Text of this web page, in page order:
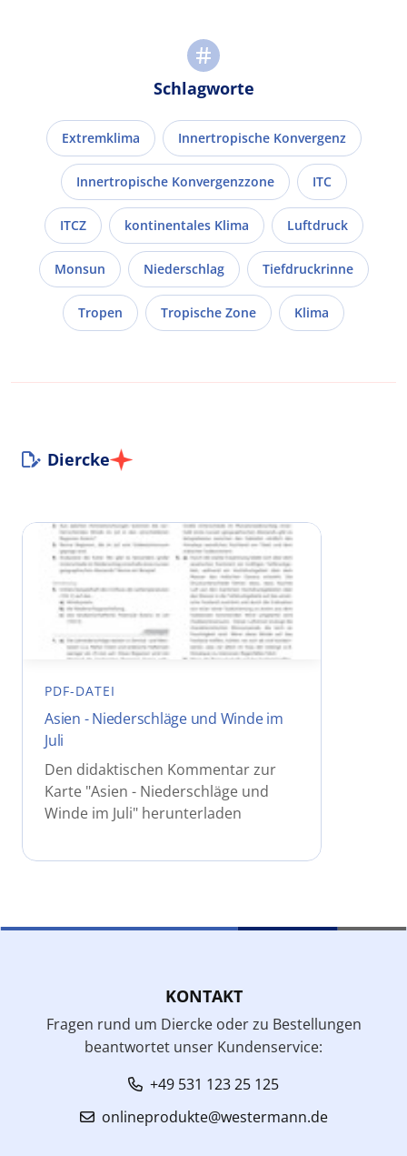
Schlagworte
Extremklima Innertropische Konvergenz
Innertropische Konvergenzzone ITC
ITCZ kontinentales Klima Luftdruck
Monsun Niederschlag Tiefdruckrinne
Tropen Tropische Zone Klima
Diercke
PDF-DATEI
Asien - Niederschläge und Winde im
Juli
Den didaktischen Kommentar zur
Karte "Asien - Niederschläge und
Winde im Juli" herunterladen
KONTAKT
Fragen rund um Diercke oder zu Bestellungen
beantwortet unser Kundenservice:
+49 531 123 25 125
onlineprodukte@westermann.de